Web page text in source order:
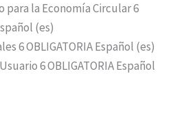
para la Economía Circular 6
(es)
6 OBLIGATORIA Español (es)
6 OBLIGATORIA Español